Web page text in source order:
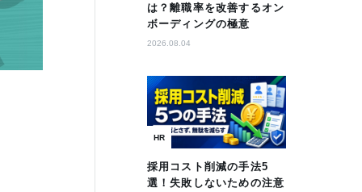
は？離職率を改善するオン
ボーディングの極意
2026.08.04
HR
採用コスト削減の手法5
選！失敗しないための注意